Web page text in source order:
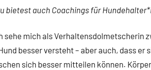
bietest auch Coachings für
sehe mich als Verhaltensdolmetscherin
besser versteht – aber auch, dass
sich besser mitteilen können.